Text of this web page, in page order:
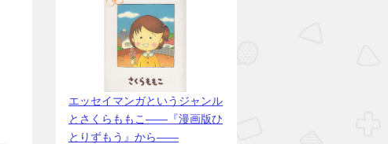
エッセイマンガというジャンル
とさくらももこ――『漫画版ひ
とりずもう』から――